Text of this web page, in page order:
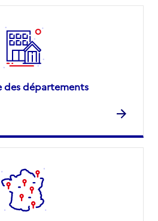
des départements